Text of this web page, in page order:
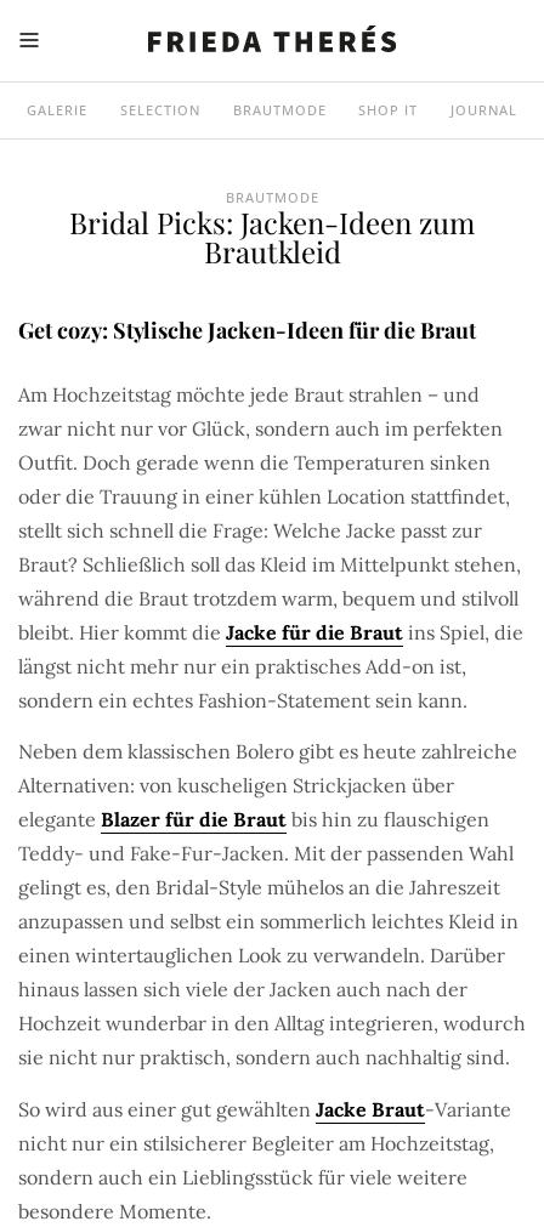
GALERIE SELECTION BRAUTMODE SHOP IT JOURNAL
BRAUTMODE
Bridal Picks: Jacken-Ideen zum
Brautkleid
Get cozy: Stylische Jacken-Ideen für die Braut
Am Hochzeitstag möchte jede Braut strahlen – und
zwar nicht nur vor Glück, sondern auch im perfekten
Outfit. Doch gerade wenn die Temperaturen sinken
oder die Trauung in einer kühlen Location stattfindet,
stellt sich schnell die Frage: Welche Jacke passt zur
Braut? Schließlich soll das Kleid im Mittelpunkt stehen,
während die Braut trotzdem warm, bequem und stilvoll
bleibt. Hier kommt die Jacke für die Braut ins Spiel, die
längst nicht mehr nur ein praktisches Add-on ist,
sondern ein echtes Fashion-Statement sein kann.
Neben dem klassischen Bolero gibt es heute zahlreiche
Alternativen: von kuscheligen Strickjacken über
elegante Blazer für die Braut bis hin zu flauschigen
Teddy- und Fake-Fur-Jacken. Mit der passenden Wahl
gelingt es, den Bridal-Style mühelos an die Jahreszeit
anzupassen und selbst ein sommerlich leichtes Kleid in
einen wintertauglichen Look zu verwandeln. Darüber
hinaus lassen sich viele der Jacken auch nach der
Hochzeit wunderbar in den Alltag integrieren, wodurch
sie nicht nur praktisch, sondern auch nachhaltig sind.
So wird aus einer gut gewählten Jacke Braut-Variante
nicht nur ein stilsicherer Begleiter am Hochzeitstag,
sondern auch ein Lieblingsstück für viele weitere
besondere Momente.